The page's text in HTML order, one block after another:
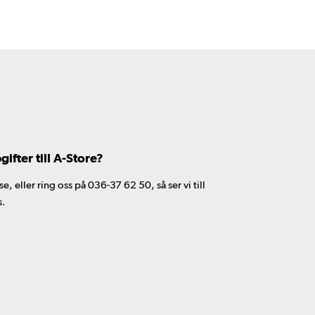
till A-Store?
eller ring oss på 036-37 62 50, så ser vi till